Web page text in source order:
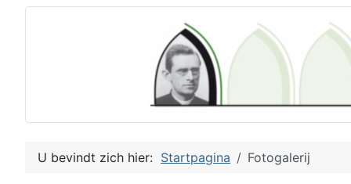
U bevindt zich hier: Startpagina Fotogalerij